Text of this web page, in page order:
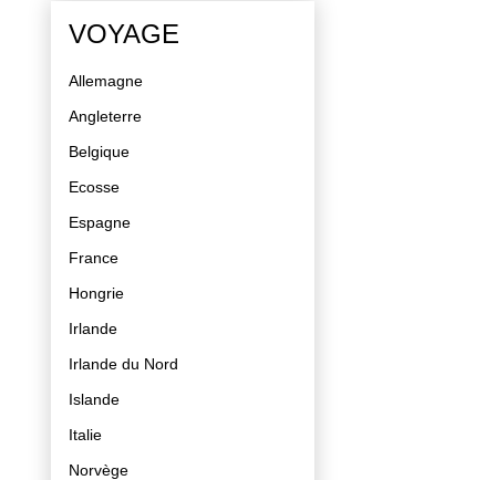
VOYAGE
Allemagne
Angleterre
Belgique
Ecosse
Espagne
France
Hongrie
Irlande
Irlande du Nord
Islande
Italie
Norvège